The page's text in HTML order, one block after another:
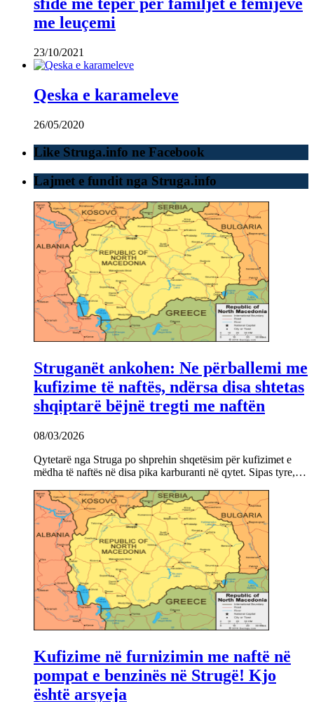
sfidë më tepër për familjet e fëmijëve
me leuçemi
23/10/2021
Qeska e karameleve
26/05/2020
Like Struga.info ne Facebook
Lajmet e fundit nga Struga.info
Struganët ankohen: Ne përballemi me
kufizime të naftës, ndërsa disa shtetas
shqiptarë bëjnë tregti me naftën
08/03/2026
Qytetarë nga Struga po shprehin shqetësim për kufizimet e
mëdha të naftës në disa pika karburanti në qytet. Sipas tyre,…
Kufizime në furnizimin me naftë në
pompat e benzinës në Strugë! Kjo
është arsyeja